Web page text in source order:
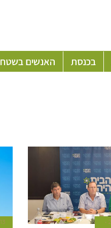
בכנסת האנשים בשטח
13 ביולי 2022